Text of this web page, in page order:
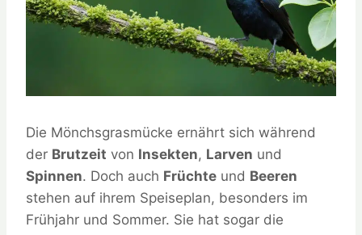
Die Mönchsgrasmücke ernährt sich während
der Brutzeit von Insekten, Larven und
Spinnen. Doch auch Früchte und Beeren
stehen auf ihrem Speiseplan, besonders im
Frühjahr und Sommer. Sie hat sogar die